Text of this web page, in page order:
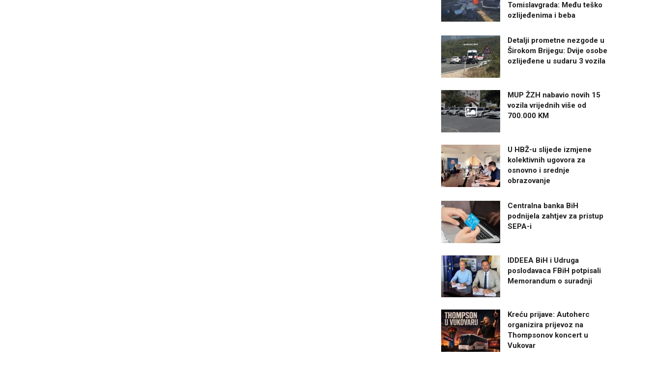
Tomislavgrada: Među teško
ozlijeđenima i beba
Detalji prometne nezgode u
Širokom Brijegu: Dvije osobe
ozlijeđene u sudaru 3 vozila
MUP ŽZH nabavio novih 15
vozila vrijednih više od
700.000 KM
U HBŽ-u slijede izmjene
kolektivnih ugovora za
osnovno i srednje
obrazovanje
Centralna banka BiH
podnijela zahtjev za pristup
SEPA-i
IDDEEA BiH i Udruga
poslodavaca FBiH potpisali
Memorandum o suradnji
Kreću prijave: Autoherc
organizira prijevoz na
Thompsonov koncert u
Vukovar